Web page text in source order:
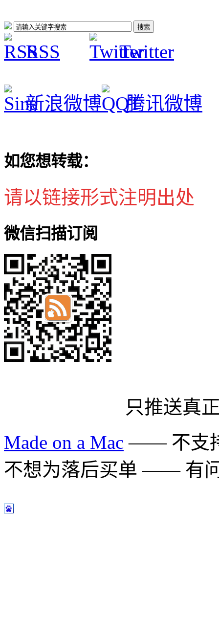
RSS Twitter
新浪微博 腾讯微博
如您想转载：
请以链接形式注明出处
微信扫描订阅
只推送真
Made on a Mac —— 不支
不想为落后买单 —— 有